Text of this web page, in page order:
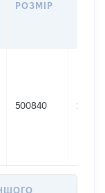
РОЗМІР
500840